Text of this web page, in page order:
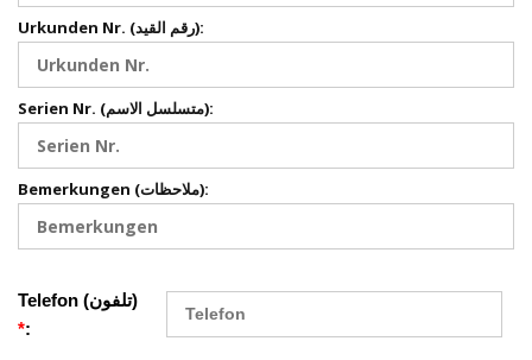
Urkunden Nr. (رقم القيد):
Serien Nr. (متسلسل الاسم):
Bemerkungen (ملاحظات):
Telefon (تلفون)
*: